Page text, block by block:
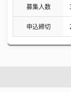
募集人数
申込締切